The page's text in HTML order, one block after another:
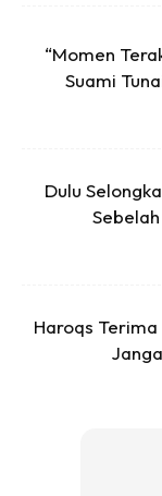
mengenangkan
“Itulah
akhir hayat selain
berhenti kerja di
“Momen
Suami
Dulu
Haroqs Terima